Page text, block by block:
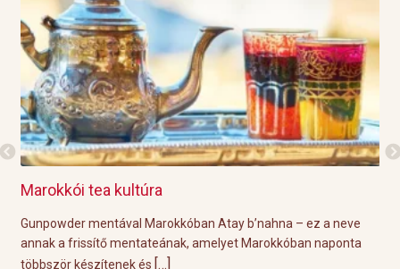
– ez a neve
naponta
Grillre visszük a teát!
A közelgő indián nyár és a kellemesen meleg
tökéletes körülményeket biztosítanak a
Éppen ezért ebben a